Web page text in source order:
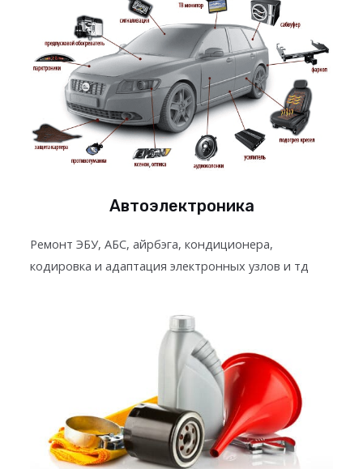
Автоэлектроника
Ремонт ЭБУ, АБС, айрбэга, кондиционера,
кодировка и адаптация электронных узлов и тд